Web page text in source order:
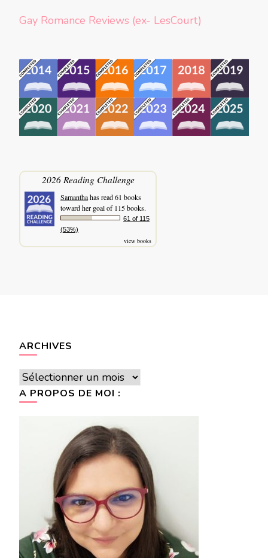
Gay Romance Reviews (ex- LesCourt)
2026 Reading Challenge
Samanthahas read 61 books
toward her goal of 115 books.
61 of 115
(53%)
view books
ARCHIVES
Archives
A PROPOS DE MOI :